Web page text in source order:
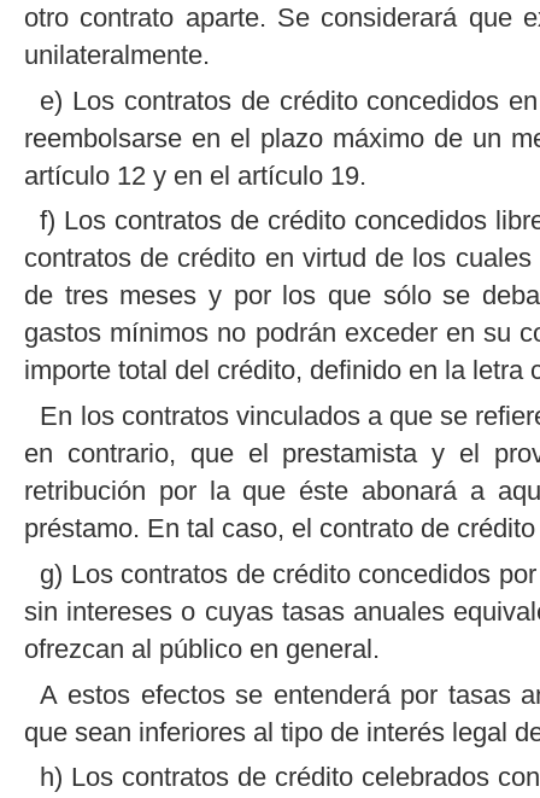
otro contrato aparte. Se considerará que
unilateralmente.
e) Los contratos de crédito concedidos
reembolsarse en el plazo máximo de un
artículo 12 y en el artículo 19.
f) Los contratos de crédito concedidos
contratos de crédito en virtud de los
de tres meses y por los que sólo se
gastos mínimos no podrán exceder en su
importe total del crédito, definido en la letra
En los contratos vinculados a que se
en contrario, que el prestamista y el
retribución por la que éste abonará a
préstamo. En tal caso, el contrato de
g) Los contratos de crédito concedidos
sin intereses o cuyas tasas anuales
ofrezcan al público en general.
A estos efectos se entenderá por tasas
que sean inferiores al tipo de interés legal
h) Los contratos de crédito celebrados